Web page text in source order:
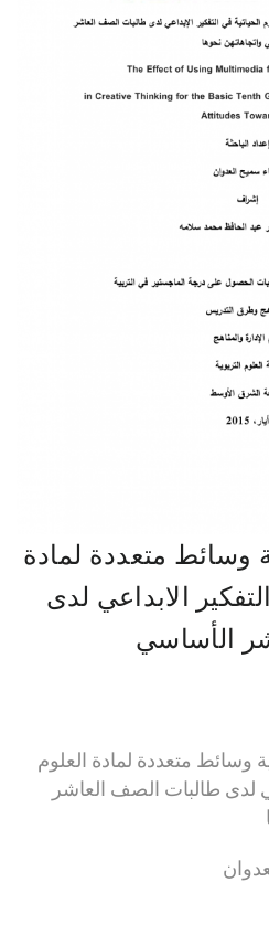
وسائط متعددة لمادة
الابداعي لدى
الأساسي
وسائط متعددة لمادة العلوم
لدى طالبات الصف العاشر